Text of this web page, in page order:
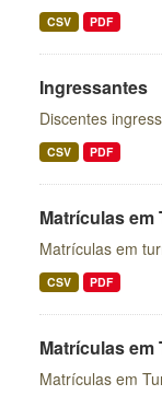
CSV PDF
Ingressantes
Discentes
CSV PDF
Matrículas em
Matrículas em
CSV PDF
Matrículas em
Matrículas em